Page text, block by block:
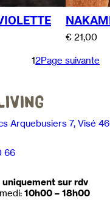
€ 21,00
12Page suivante
Arquebusiers 7, Visé
66
uniquement sur rdv
10h00 – 18h00